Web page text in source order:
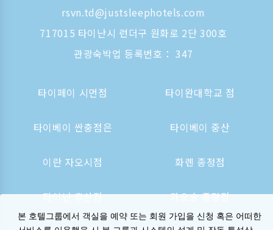
rsvn.td@justsleephotels.com
717015 타이난시 런더구 원화로 2단 300호
관광숙박업 등록번호： 347
타이페이 시먼점 타이완대학교 점
타이베이 싼충점은 타이베이 중산
이란 자오시점 화롄 종정점
타이난 후산점 가오슝 종정점
본 호텔그룹에서 객실을 예약 또는 회원 가입을 신청 혹은 어떠한